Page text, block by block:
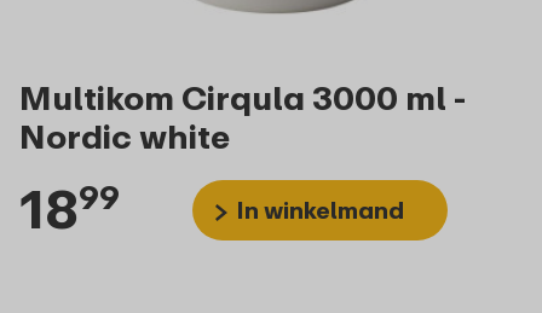
Multikom Cirqula 3000 ml -
Nordic white
1899 In winkelmand